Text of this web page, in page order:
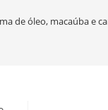
de óleo, macaúba